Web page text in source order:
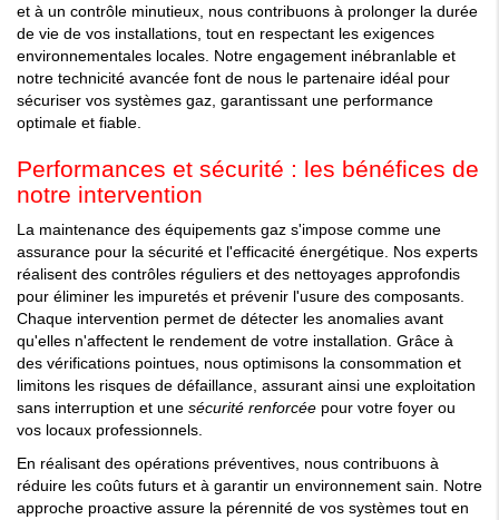
et à un contrôle minutieux, nous contribuons à prolonger la durée
de vie de vos installations, tout en respectant les exigences
environnementales locales. Notre engagement inébranlable et
notre technicité avancée font de nous le partenaire idéal pour
sécuriser vos systèmes gaz, garantissant une performance
optimale et fiable.
Performances et sécurité : les bénéfices de
notre intervention
La maintenance des équipements gaz s'impose comme une
assurance pour la sécurité et l'efficacité énergétique. Nos experts
réalisent des contrôles réguliers et des nettoyages approfondis
pour éliminer les impuretés et prévenir l'usure des composants.
Chaque intervention permet de détecter les anomalies avant
qu'elles n'affectent le rendement de votre installation. Grâce à
des vérifications pointues, nous optimisons la consommation et
limitons les risques de défaillance, assurant ainsi une exploitation
sans interruption et une sécurité renforcée pour votre foyer ou
vos locaux professionnels.
En réalisant des opérations préventives, nous contribuons à
réduire les coûts futurs et à garantir un environnement sain. Notre
approche proactive assure la pérennité de vos systèmes tout en